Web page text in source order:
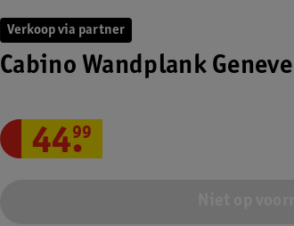
Verkoop via partner
Cabino Wandplank Geneve
44.
99